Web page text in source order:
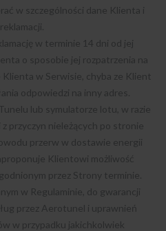
w szczególności dane Klienta i
w terminie 14 dni od jej
o sposobie jej rozpatrzenia na
Klienta w Serwisie, chyba ze Klient
odpowiedzi na inny adres.
lub symulatorze lotu, w razie
z przyczyn nieleżących po stronie
przerw w dostawie energii
Klientowi możliwość
przez Strony terminie.
w Regulaminie, do gwarancji
przez Aerotunel i uprawnień
w przypadku jakichkolwiek